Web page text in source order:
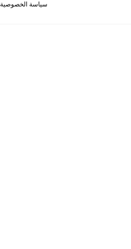
سياسة الخصوصية